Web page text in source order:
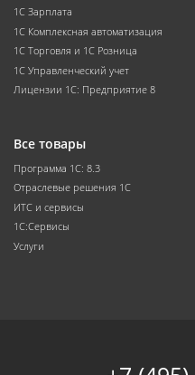
1С Зарплата
1С Комплексная автоматизация
1С Торговля и 1С Розница
1С Управленческий учет
Лицензии 1С: Предприятие 8
Все товары
Программа 1С: 8.3
Отраслевые решения 1С
ИТС и сервисы
1С:Сервисы
Услуги